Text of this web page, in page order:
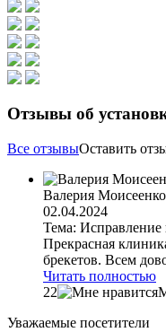
Отзывы об
Все отзывыОставить
Валерия
02.04.2024
Тема: Исправление
Прекрасная
брекетов. Всем
Читать полностью
22
Уважаемые посетители